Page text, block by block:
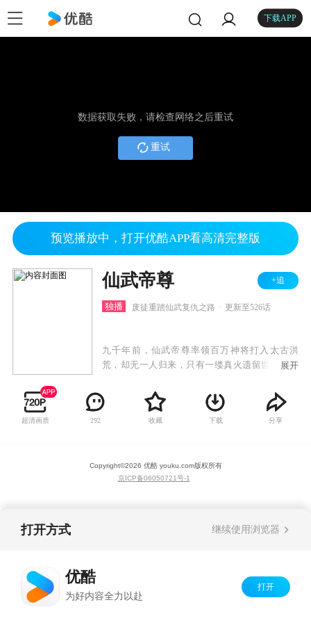
下载APP
数据获取失败，请检查网络之后重试
重试
预览播放中，打开优酷APP看高清完整版
仙武帝尊 +追
独播 废徒重踏仙武复仇之路 更新至526话
九千年前，仙武帝尊率领百万神将打入太古洪
荒，却无一人归来，只有一缕真火遗留世间。九
家，机缘巧合之下偶得真火，再踏仙武之路。这
是一个神魔仙佛并立的世界，这是一个诸天万域
混乱的年代，叶辰的逆天征途，由此开始。
展开
超清画质 292 收藏 下载 分享
Copyright©2026 优酷 youku.com版权所有
京ICP备06050721号-1
打开方式 继续使用浏览器
优酷
为好内容全力以赴
打开